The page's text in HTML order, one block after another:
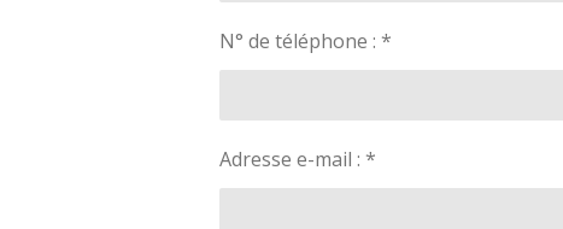
N° de téléphone : *
Adresse e-mail : *